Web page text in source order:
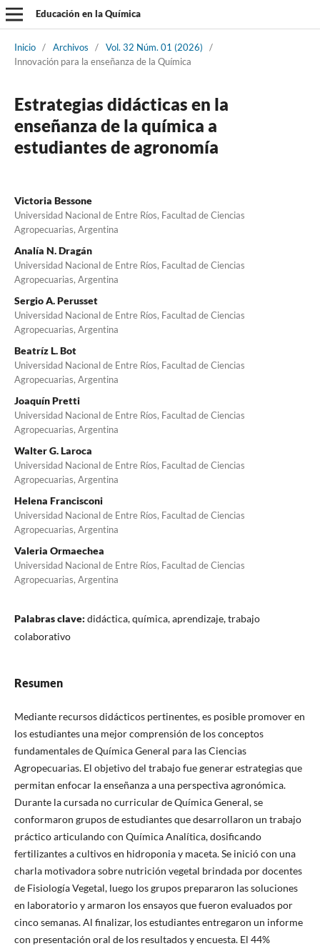
Educación en la Química
Inicio / Archivos / Vol. 32 Núm. 01 (2026)
/
Innovación para la enseñanza de la Química
Estrategias didácticas en la
enseñanza de la química a
estudiantes de agronomía
Victoria Bessone
Universidad Nacional de Entre Ríos, Facultad de Ciencias
Agropecuarias, Argentina
Analía N. Dragán
Universidad Nacional de Entre Ríos, Facultad de Ciencias
Agropecuarias, Argentina
Sergio A. Perusset
Universidad Nacional de Entre Ríos, Facultad de Ciencias
Agropecuarias, Argentina
Beatríz L. Bot
Universidad Nacional de Entre Ríos, Facultad de Ciencias
Agropecuarias, Argentina
Joaquín Pretti
Universidad Nacional de Entre Ríos, Facultad de Ciencias
Agropecuarias, Argentina
Walter G. Laroca
Universidad Nacional de Entre Ríos, Facultad de Ciencias
Agropecuarias, Argentina
Helena Francisconi
Universidad Nacional de Entre Ríos, Facultad de Ciencias
Agropecuarias, Argentina
Valeria Ormaechea
Universidad Nacional de Entre Ríos, Facultad de Ciencias
Agropecuarias, Argentina
Palabras clave: didáctica, química, aprendizaje, trabajo
colaborativo
Resumen
Mediante recursos didácticos pertinentes, es posible promover en
los estudiantes una mejor comprensión de los conceptos
fundamentales de Química General para las Ciencias
Agropecuarias. El objetivo del trabajo fue generar estrategias que
permitan enfocar la enseñanza a una perspectiva agronómica.
Durante la cursada no curricular de Química General, se
conformaron grupos de estudiantes que desarrollaron un trabajo
práctico articulando con Química Analítica, dosificando
fertilizantes a cultivos en hidroponia y maceta. Se inició con una
charla motivadora sobre nutrición vegetal brindada por docentes
de Fisiología Vegetal, luego los grupos prepararon las soluciones
en laboratorio y armaron los ensayos que fueron evaluados por
cinco semanas. Al finalizar, los estudiantes entregaron un informe
con presentación oral de los resultados y encuesta. El 44%